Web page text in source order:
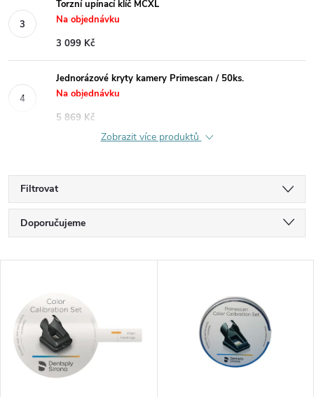
Torzní upínací klíč MCXL
Na objednávku
3 099 Kč
Jednorázové kryty kamery Primescan / 50ks.
Na objednávku
5 869 Kč
Zobrazit více produktů
Filtrovat
Ř
a
e
n
Doporučujeme
Nejprodávanější
Abecedně
ý
p